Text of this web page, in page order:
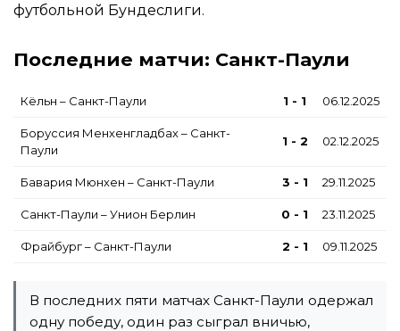
футбольной Бундеслиги.
Последние матчи: Санкт-Паули
Кёльн – Санкт-Паули 1 - 1 06.12.2025
Боруссия Менхенгладбах – Санкт-
Паули
1 - 2 02.12.2025
Бавария Мюнхен – Санкт-Паули 3 - 1 29.11.2025
Санкт-Паули – Унион Берлин 0 - 1 23.11.2025
Фрайбург – Санкт-Паули 2 - 1 09.11.2025
В последних пяти матчах Санкт-Паули одержал
одну победу, один раз сыграл вничью,